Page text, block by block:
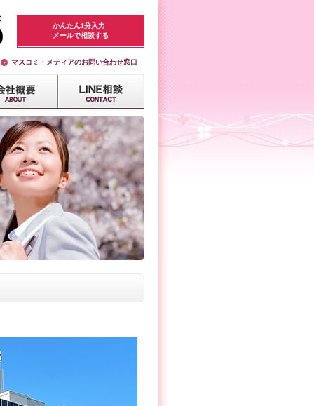
かんたん1分入力
メールで相談する
マスコミ・メディアのお問い合わせ窓口